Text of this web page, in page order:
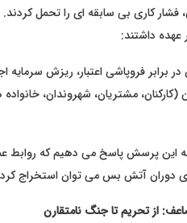
کاری بی سابقه ای را تحمل کردند.
عهده داشتند:
در برابر فروپاشی اعتبار، ریزش سرمایه
(کارکنان، مشتریان، شهروندان،
این پرسش پاسخ می دهیم که
دوران آتش بس می توان استخراج